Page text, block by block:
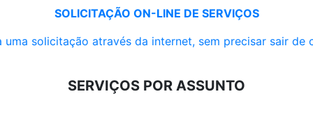
SOLICITAÇÃO ON-LINE DE SERVIÇOS
uma solicitação através da internet, sem precisar sair de
SERVIÇOS POR ASSUNTO